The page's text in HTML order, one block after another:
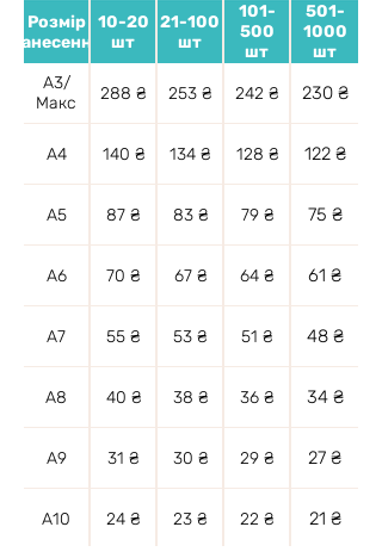
Розмір
нанесення
10-20
шт
21-100
шт
101-
500
шт
501-
1000
шт
А3/
Макс
288 ₴ 253 ₴ 242 ₴ 230 ₴
А4 140 ₴ 134 ₴ 128 ₴ 122 ₴
А5 87 ₴ 83 ₴ 79 ₴ 75 ₴
А6 70 ₴ 67 ₴ 64 ₴ 61 ₴
А7 55 ₴ 53 ₴ 51 ₴ 48 ₴
А8 40 ₴ 38 ₴ 36 ₴ 34 ₴
А9 31 ₴ 30 ₴ 29 ₴ 27 ₴
А10 24 ₴ 23 ₴ 22 ₴ 21 ₴